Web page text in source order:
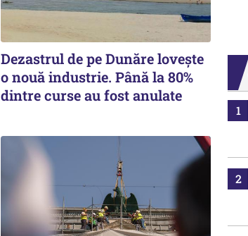
Dezastrul de pe Dunăre lovește
o nouă industrie. Până la 80%
dintre curse au fost anulate